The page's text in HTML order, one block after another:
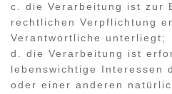
c. die Verarbeitung ist zur
rechtlichen Verpflichtung
Verantwortliche unterliegt;
d. die Verarbeitung ist
lebenswichtige Interessen
oder einer anderen